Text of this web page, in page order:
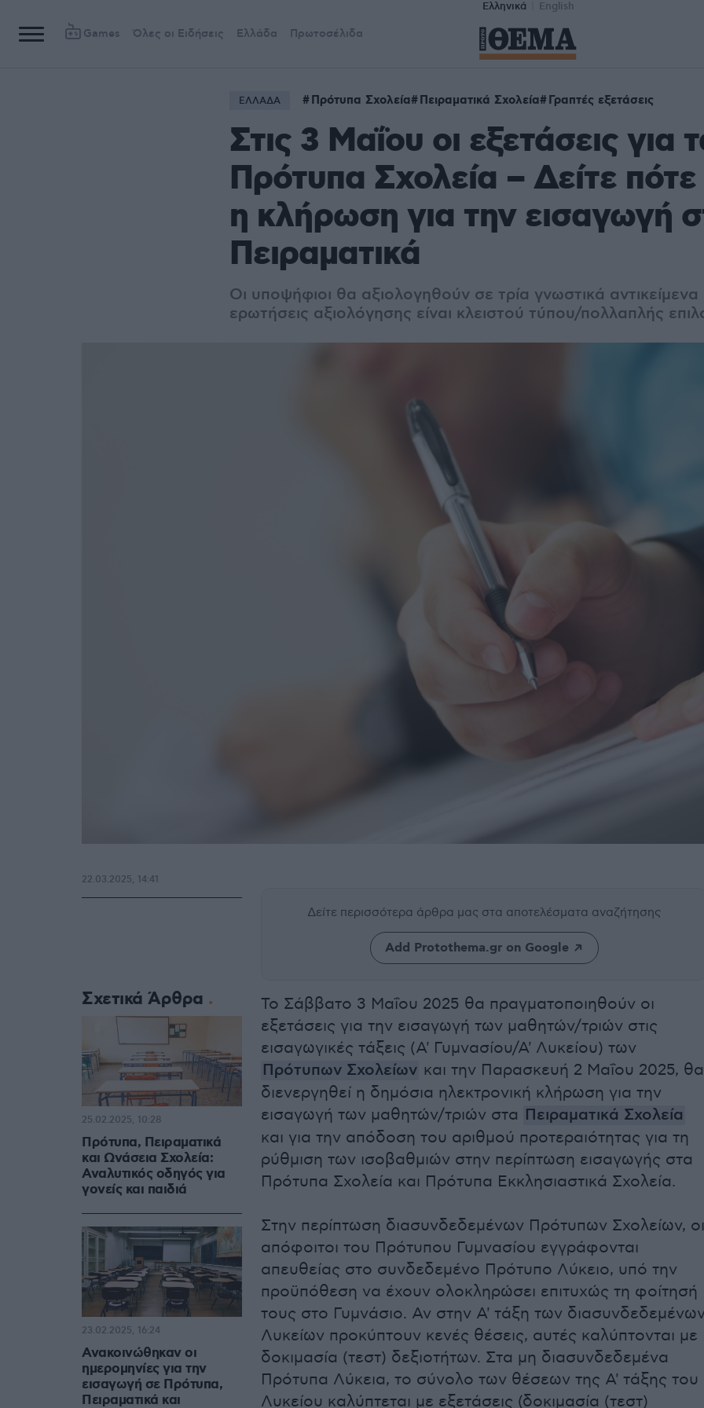
Ελληνικά English
Games Όλες οι Ειδήσεις Ελλάδα Πρωτοσέλιδα
ΕΛΛΑΔΑ Πρότυπα Σχολεία Πειραματικά Σχολεία Γραπτές εξετάσεις
Στις 3 Μαΐου οι εξετάσεις για
Πρότυπα Σχολεία – Δείτε πότε
η κλήρωση για την εισαγωγή
Πειραματικά
Οι υποψήφιοι θα αξιολογηθούν σε τρία γνωστικά αντικείμενα
ερωτήσεις αξιολόγησης είναι κλειστού τύπου/πολλαπλής
Δείτε περισσότερα άρθρα μας στα αποτελέσματα αναζήτησης
Add Protothema.gr on Google
Το Σάββατο 3 Μαΐου 2025 θα πραγματοποιηθούν οι
εξετάσεις για την εισαγωγή των μαθητών/τριών στις
εισαγωγικές τάξεις (Α' Γυμνασίου/Α' Λυκείου) των
Πρότυπων Σχολείων και την Παρασκευή 2 Μαΐου 2025, θα
διενεργηθεί η δημόσια ηλεκτρονική κλήρωση για την
εισαγωγή των μαθητών/τριών στα Πειραματικά Σχολεία
και για την απόδοση του αριθμού προτεραιότητας για τη
ρύθμιση των ισοβαθμιών στην περίπτωση εισαγωγής στα
Πρότυπα Σχολεία και Πρότυπα Εκκλησιαστικά Σχολεία.
Στην περίπτωση διασυνδεδεμένων Πρότυπων Σχολείων, οι
απόφοιτοι του Πρότυπου Γυμνασίου εγγράφονται
απευθείας στο συνδεδεμένο Πρότυπο Λύκειο, υπό την
προϋπόθεση να έχουν ολοκληρώσει επιτυχώς τη φοίτησή
τους στο Γυμνάσιο. Αν στην Α' τάξη των
Λυκείων προκύπτουν κενές θέσεις, αυτές καλύπτονται με
δοκιμασία (τεστ) δεξιοτήτων. Στα μη διασυνδεδεμένα
Πρότυπα Λύκεια, το σύνολο των θέσεων της Α' τάξης του
Λυκείου καλύπτεται με εξετάσεις (δοκιμασία (τεστ)
22.03.2025, 14:41
Σχετικά Άρθρα
Πρότυπα, Πειραματικά
και Ωνάσεια Σχολεία:
Αναλυτικός οδηγός για
γονείς και παιδιά
25.02.2025, 10:28
Ανακοινώθηκαν οι
ημερομηνίες για την
εισαγωγή σε Πρότυπα,
Πειραματικά και
23.02.2025, 16:24